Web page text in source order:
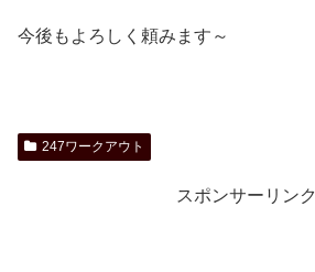
今後もよろしく頼みます～
247ワークアウト
スポンサーリンク